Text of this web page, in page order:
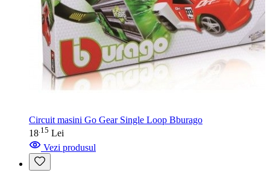
Circuit masini Go Gear Single Loop Bburago
18 15 Lei
Vezi produsul